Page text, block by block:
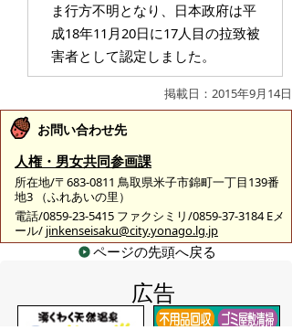
ま行方不明となり、日本政府は平
成18年11月20日に17人目の拉致被
害者として認定しました。
掲載日：2015年9月14日
お問い合わせ先
人権・男女共同参画課
所在地/〒683-0811 鳥取県米子市錦町一丁目139番
地3 （ふれあいの里）
電話/0859-23-5415 ファクシミリ/0859-37-3184 Eメ
ール/ jinkenseisaku@city.yonago.lg.jp
ページの先頭へ戻る
広告